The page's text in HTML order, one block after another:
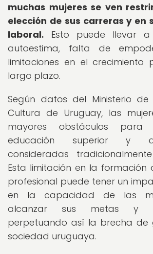
muchas mujeres se ven
elección de sus carreras y en
laboral. Esto puede llevar
autoestima, falta de
limitaciones en el crecimiento
largo plazo.
Según datos del Ministerio de
Cultura de Uruguay, las
mayores obstáculos
educación superior y
consideradas
Esta limitación en la formación
profesional puede tener un
en la capacidad de las
alcanzar sus metas y
perpetuando así la brecha de
sociedad uruguaya.